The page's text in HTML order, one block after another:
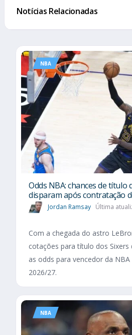
Notícias Relacionadas
NBA
Odds NBA: chances de título
disparam após contratação
Jordan Ramsay Última
Com a chegada do astro
cotações para título dos Sixers
as odds para vencedor da
2026/27.
NBA